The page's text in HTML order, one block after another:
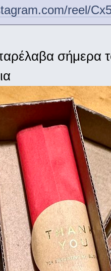
reel/
σήμερα